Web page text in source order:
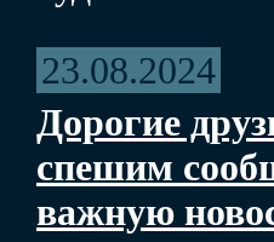
23.08.2024
Дорогие
спешим
важную